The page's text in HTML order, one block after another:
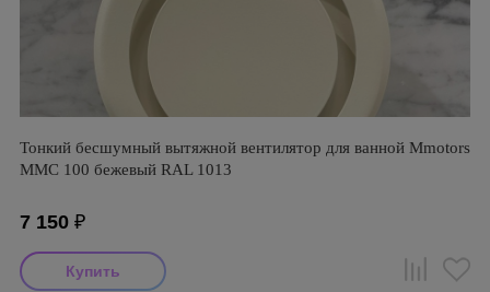
Тонкий бесшумный вытяжной вентилятор для ванной Mmotors
ММC 100 бежевый RAL 1013
7 150 ₽